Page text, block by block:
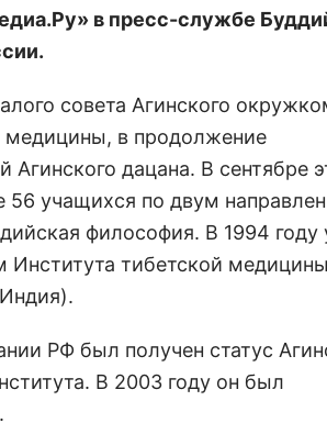
в пресс-службе
совета Агинского
медицины, в продолжение
Агинского дацана. В сентябре
56 учащихся по двум
философия. В 1994 году
Института тибетской
РФ был получен статус
В 2003 году он был